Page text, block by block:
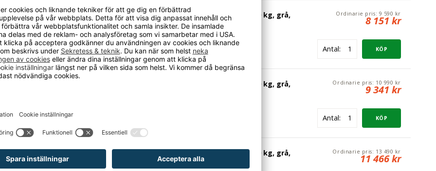
Verktygsskåp Gari, paket 4, BxDxH 1020x540x2000 mm, max 500 kg, grå,
cylinderlås
Art.nr: 12-678167
paket 4, med cylinderlås
Alla priser är exklusive moms.
Sänds från vårt lager inom 3-4 dagar
Ordinarie pris: 9 590 kr
8 151 kr
Antal:
Gari, paket 4, BxDxH 1020x540x2000 mm, max 500 kg, grå, kodlås
Verktygsskåp Gari, paket 4, BxDxH 1020x540x2000 mm, max 500 kg, grå,
paket 4, med kodlås
Alla priser är exklusive moms.
Ordinarie pris: 10 990 kr
9 341 kr
Antal:
Verktygsskåp Gari, paket 5, BxDxH 1020x540x2000 mm, max 500 kg, grå,
cylinderlås
Ordinarie pris: 13 490 kr
11 466 kr